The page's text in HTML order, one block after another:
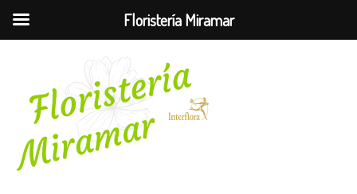
contenido
Floristería Miramar